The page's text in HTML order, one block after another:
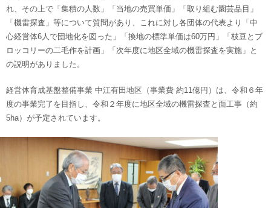
れ、その上で「集積の人数」「当地の売買単価」「取り組む園芸品目」
「機雷探査」等について質問があり、これに対し各団体の代表より「中
心経営体6人で団地化を図った」「換地の標準単価は60万円」「枝豆とブ
ロッコリーの二毛作を計画」「次年度に地区全域の機雷探査を実施」と
の説明がありました。
経営体育成基盤整備事業 中江有田地区（事業費 約11億円）は、令和６年
度の事業完了を目指し、令和２年度に地区全域の機雷探査と面工事（約
5ha）が予定されています。